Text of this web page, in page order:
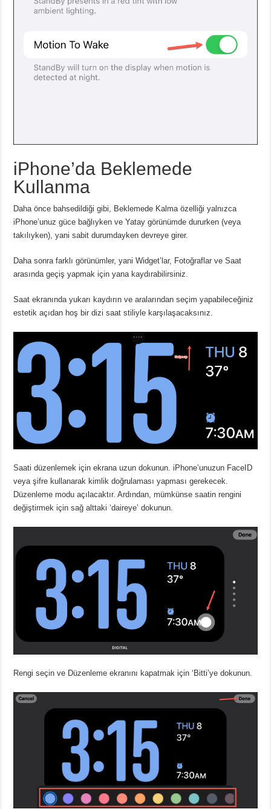
iPhone’da Beklemede
Kullanma
Daha önce bahsedildiği gibi, Beklemede Kalma özelliği yalnızca
iPhone’unuz güce bağlıyken ve Yatay görünümde dururken (veya
takılıyken), yani sabit durumdayken devreye girer.
Daha sonra farklı görünümler, yani Widget’lar, Fotoğraflar ve Saat
arasında geçiş yapmak için yana kaydırabilirsiniz.
Saat ekranında yukarı kaydırın ve aralarından seçim yapabileceğiniz
estetik açıdan hoş bir dizi saat stiliyle karşılaşacaksınız.
Saati düzenlemek için ekrana uzun dokunun. iPhone’unuzun FaceID
veya şifre kullanarak kimlik doğrulaması yapması gerekecek.
Düzenleme modu açılacaktır. Ardından, mümkünse saatin rengini
değiştirmek için sağ alttaki ‘daireye’ dokunun.
Rengi seçin ve Düzenleme ekranını kapatmak için ‘Bitti’ye dokunun.